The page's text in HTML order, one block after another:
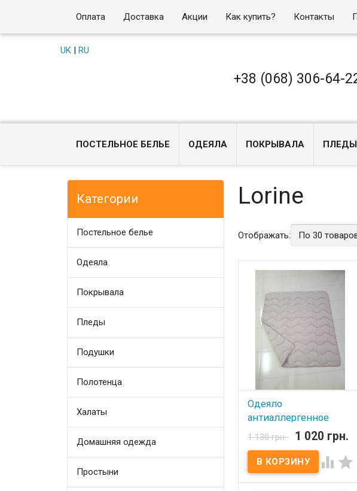
Оплата Доставка Акции Как купить? Контакты
UK| RU
+38 (068) 306-64-
ПОСТЕЛЬНОЕ БЕЛЬЕ ОДЕЯЛА ПОКРЫВАЛА ПЛЕДЫ
Категории
Постельное белье
Одеяла
Покрывала
Пледы
Подушки
Полотенца
Халаты
Домашняя одежда
Простыни
Lorine
Отображать:
Одеяло
антиаллергенное
Lorine 195х215 см
бежевое
В наличии
1 130 грн. 1 020 грн.
 